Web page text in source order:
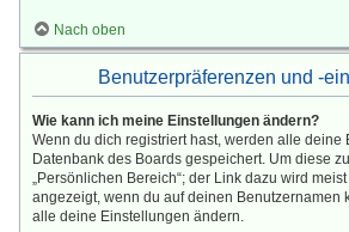
Nach oben
Benutzerpräferenzen und -
Wie kann ich meine Einstellungen ändern?
Wenn du dich registriert hast, werden alle deine
Datenbank des Boards gespeichert. Um diese
„Persönlichen Bereich“; der Link dazu wird
angezeigt, wenn du auf deinen Benutzernamen
alle deine Einstellungen ändern.